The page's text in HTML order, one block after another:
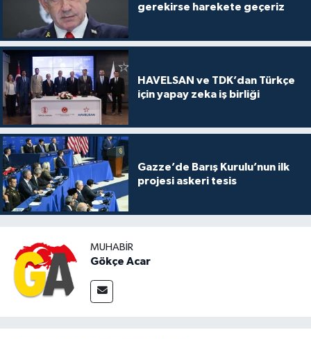
gerekirse harekete geçeriz
HAVELSAN ve TDK’dan Türkçe
için yapay zeka iş birliği
Gazze’de Barış Kurulu’nun ilk
projesi askeri tesis
MUHABIR
Gökçe Acar